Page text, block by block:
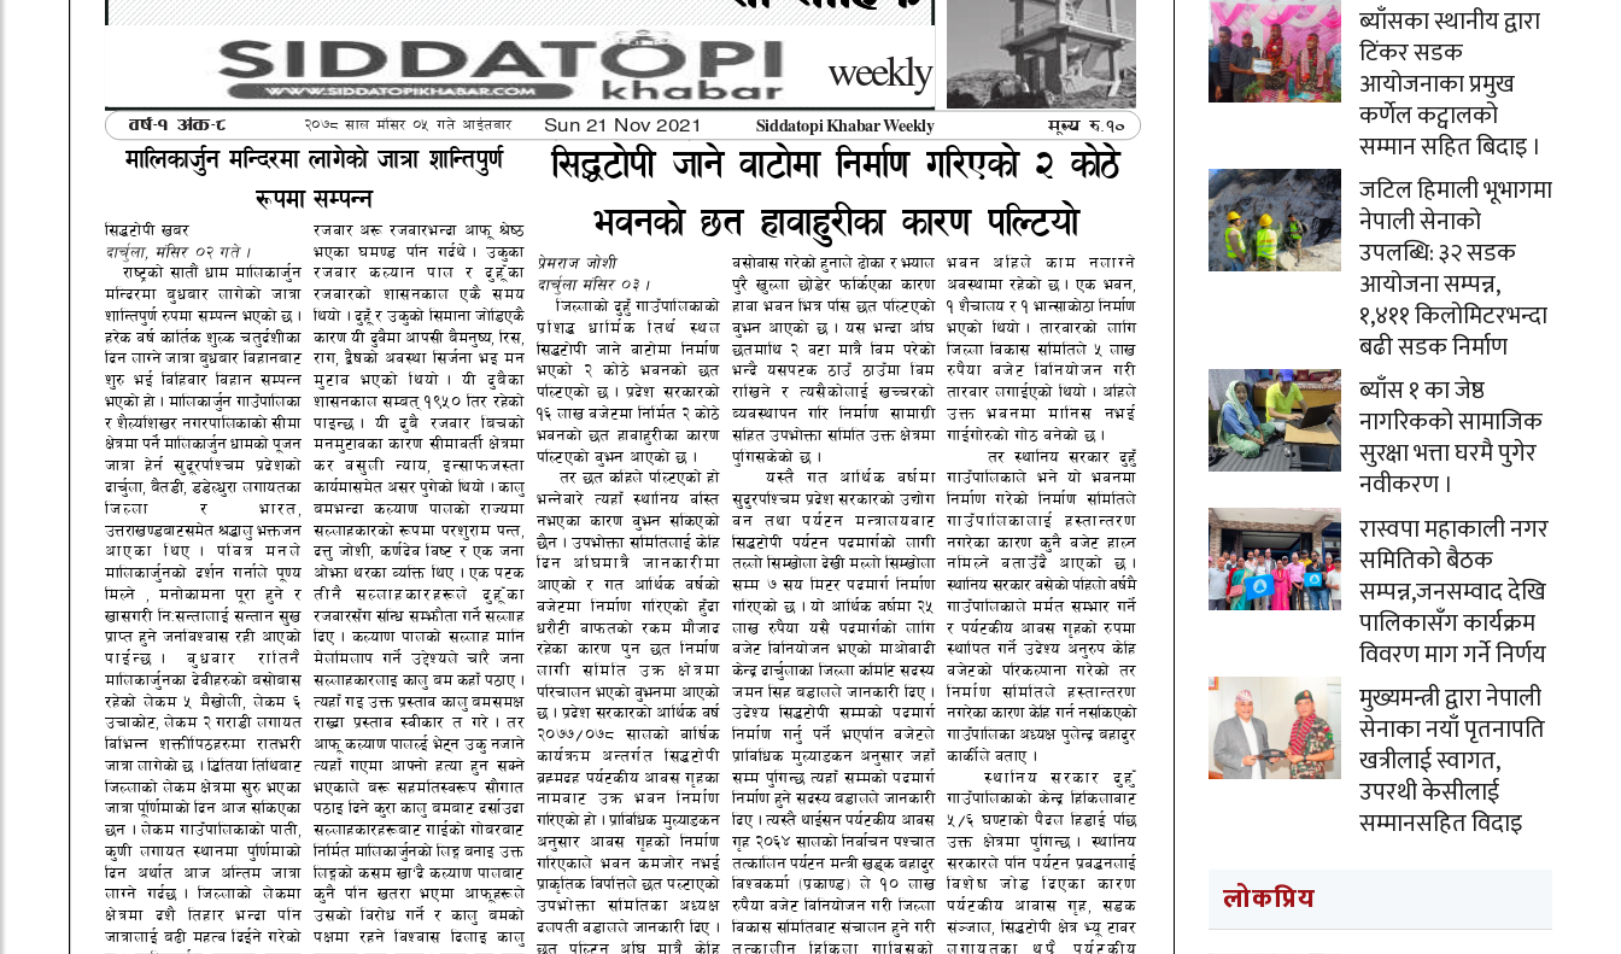
ब्याँसका स्थानीय द्वारा
टिंकर सडक
आयोजनाका प्रमुख
कर्णेल कट्वालको
सम्मान सहित बिदाइ ।
जटिल हिमाली भूभागमा
नेपाली सेनाको
उपलब्धि: ३२ सडक
आयोजना सम्पन्न,
१,४११ किलोमिटरभन्दा
बढी सडक निर्माण
ब्याँस १ का जेष्ठ
नागरिकको सामाजिक
सुरक्षा भत्ता घरमै पुगेर
नवीकरण ।
रास्वपा महाकाली नगर
समितिको बैठक
सम्पन्न,जनसम्वाद देखि
पालिकासँग कार्यक्रम
विवरण माग गर्ने निर्णय
मुख्यमन्त्री द्वारा नेपाली
सेनाका नयाँ पृतनापति
खत्रीलाई स्वागत,
उपरथी केसीलाई
सम्मानसहित विदाइ
लोकप्रिय